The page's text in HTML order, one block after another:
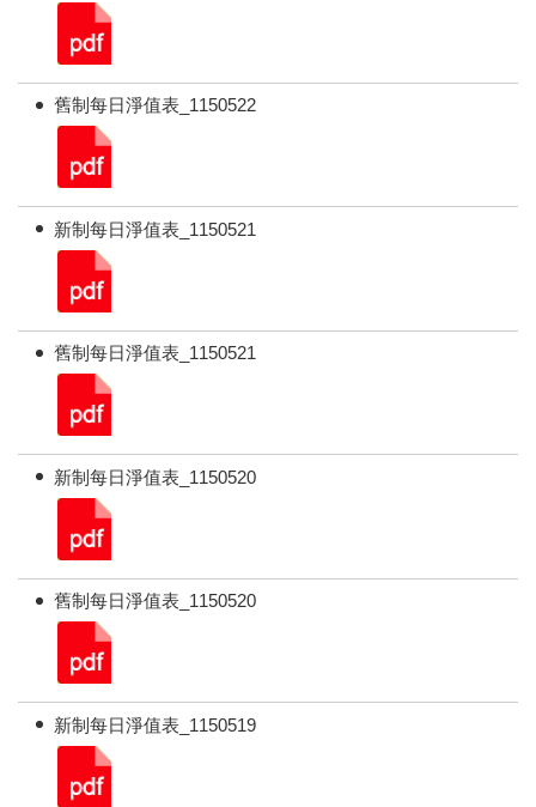
舊制每日淨值表_1150522
新制每日淨值表_1150521
舊制每日淨值表_1150521
新制每日淨值表_1150520
舊制每日淨值表_1150520
新制每日淨值表_1150519